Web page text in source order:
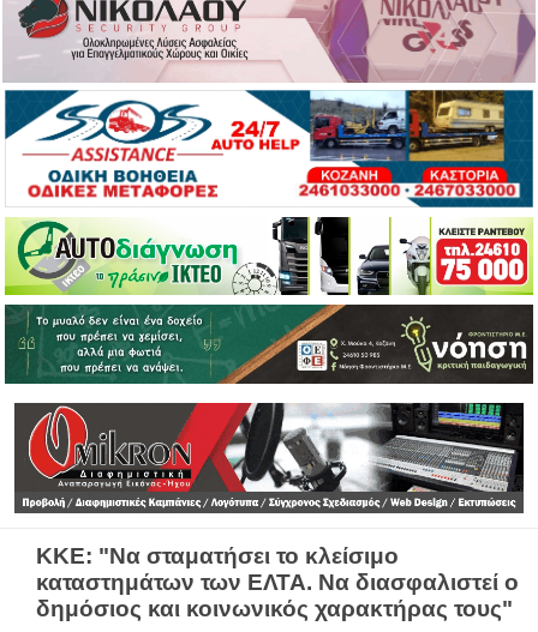
ΚΚΕ: "Να σταματήσει το κλείσιμο
καταστημάτων των ΕΛΤΑ. Να διασφαλιστεί ο
δημόσιος και κοινωνικός χαρακτήρας τους"